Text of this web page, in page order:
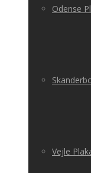
Odense
Vejle